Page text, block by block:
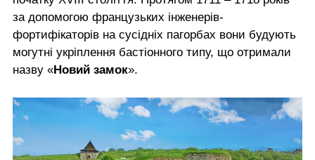
за допомогою французьких інженерів-
фортифікаторів на сусідніх пагорбах вони будують
могутні укріплення бастіонного типу, що отримали
назву «Новий замок».